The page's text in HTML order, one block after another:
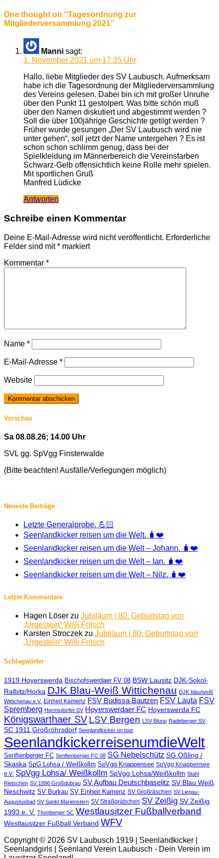
One thought on “Tagesordnung zur
Mitgliederversammlung 2021”
Manni sagt:
1. November 2021 um 17:35 Uhr
Hallo, liebe Mitglieder des SV Laubusch. Aufmerksam
habe ich die Tagesordnung der Mitgliederversammlung
des Vereins gelesen. Dabei bin ich mit großer Unruhe
über den Punkt 11 gestolpert. Was bitte schön muß
über den Namen diskutiert und abgestimmt werden ?
Soll die über 100jährige Geschichte getilgt werden ?
Früher wurde gesungen „Der SV Laubusch wird nie
unter gehen“, soll jetzt der Name untergehen ? Es ist
schon schon schlimm genug, dass bei der
Spielkleidung im Männerbereich die Vereinsfarben
Schwarz-Gelb offensichtlich keine Rolle mehr spielen.
Mit sportlichen Gruß
Manfred Lüdicke
Antworten
Schreibe einen Kommentar
Deine E-Mail-Adresse wird nicht veröffentlicht. Erforderliche
Felder sind mit* markiert
Kommentar *
Name *
E-Mail-Adresse *
Website
Vorschau
Sa 08.08.26; 14.00 Uhr
SVL gg. SpVgg Finsterwalde
(Bitte beachten! Ausfälle/Verlegungen möglich)
Neueste Beiträge
Letzte Generalprobe. 💪🏻
Seenlandkicker reisen um die Welt. 🧳❤️
Seenlandkicker reisen um die Welt – Johann. 🧳❤️
Seenlandkicker reisen um die Welt – Ian. 🧳❤️
Seenlandkicker reisen um die Welt – Nilz. 🧳❤️
Letzte Kommentare
Hagen Löser zu Jubiläum | 80. Geburtstag von
„Urgestein“ Willi Fritsch
Karsten Stroczek zu Jubiläum | 80. Geburtstag von
„Urgestein“ Willi Fritsch
Schlagwörter
1919 Hoyerswerda Bischofswerdaer FV 08 BSW Lausitz DJK-Sokol-
Ralbitz/Horka DJK Blau-Weiß Wittichenau DJK blau/weiß
Wittichenau e.V. Einheit Kamenz FSV Budissa Bautzen FSV Lauta FSV
Spremberg Hermsdorfer SV Hoyerswerdaer FC Hoyerswerda FC
Königswarthaer SV LSV Bergen LSV Bluno Radeberger SV
SC 1911 Großröhrsdorf Seenlandkicker on tour
SeenlandkickerreisenumdieWelt
Senftenberger FC Senftenberger FC 08 SG Nebelschütz SG Oßling /
Skaska SpG Lohsa / Weißkollm SpVgg Knappensee SpVgg Knappensee
e.V. SpVgg Lohsa/ Weißkollm SpVgg Lohsa/Weißkollm Stahl
Rietschen SV 1896 Großdubrau SV Aufbau Deutschbaselitz SV Blau Weiß
Neschwitz SV Burkau SV Einheit Kamenz SV Großräschen SV Liegau-
Augustusbad SV Sankt Marienstern SV Straßgräbchen SV Zeißig SV Zeißig
1993 e. V. Thonberger SC Westlausitzer Fußballverband
Westlausitzer Fußball Verband WFV
Copyright © 2026 SV Laubusch 1919 | Seenlandkicker |
Seenlandgirls | Seenland Verein Laubusch - Dein Verein im